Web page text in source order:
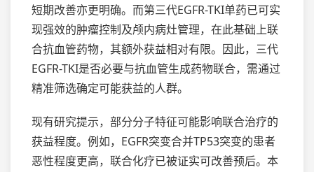
短期改善亦更明确。而第三代EGFR-TKI单药已可实
现强效的肿瘤控制及颅内病灶管理，在此基础上联
合抗血管药物，其额外获益相对有限。因此，三代
EGFR-TKI是否必要与抗血管生成药物联合，需通过
精准筛选确定可能获益的人群。
现有研究提示，部分分子特征可能影响联合治疗的
获益程度。例如，EGFR突变合并TP53突变的患者
恶性程度更高，联合化疗已被证实可改善预后。本